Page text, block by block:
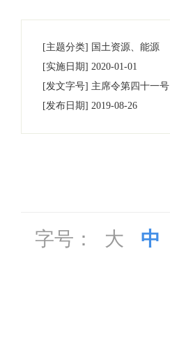
[主题分类] 国土资源、能源
[实施日期] 2020-01-01
[发文字号] 主席令第四十一号
[发布日期] 2019-08-26
字号： 大 中